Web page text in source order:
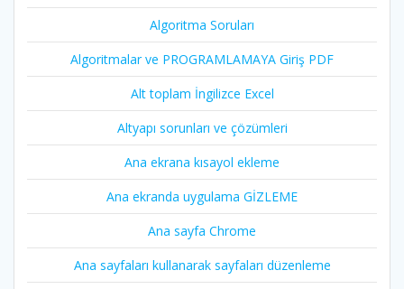
Algoritma Soruları
Algoritmalar ve PROGRAMLAMAYA Giriş PDF
Alt toplam İngilizce Excel
Altyapı sorunları ve çözümleri
Ana ekrana kısayol ekleme
Ana ekranda uygulama GİZLEME
Ana sayfa Chrome
Ana sayfaları kullanarak sayfaları düzenleme